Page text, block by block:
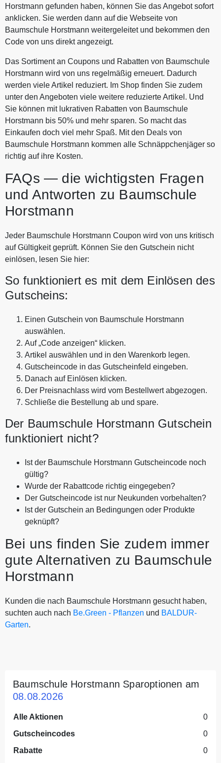
Horstmann gefunden haben, können Sie das Angebot sofort
anklicken. Sie werden dann auf die Webseite von
Baumschule Horstmann weitergeleitet und bekommen den
Code von uns direkt angezeigt.
Das Sortiment an Coupons und Rabatten von Baumschule
Horstmann wird von uns regelmäßig erneuert. Dadurch
werden viele Artikel reduziert. Im Shop finden Sie zudem
unter den Angeboten viele weitere reduzierte Artikel. Und
Sie können mit lukrativen Rabatten von Baumschule
Horstmann bis 50% und mehr sparen. So macht das
Einkaufen doch viel mehr Spaß. Mit den Deals von
Baumschule Horstmann kommen alle Schnäppchenjäger so
richtig auf ihre Kosten.
FAQs — die wichtigsten Fragen
und Antworten zu Baumschule
Horstmann
Jeder Baumschule Horstmann Coupon wird von uns kritisch
auf Gültigkeit geprüft. Können Sie den Gutschein nicht
einlösen, lesen Sie hier:
So funktioniert es mit dem Einlösen des
Gutscheins:
Einen Gutschein von Baumschule Horstmann
auswählen.
Auf „Code anzeigen“ klicken.
Artikel auswählen und in den Warenkorb legen.
Gutscheincode in das Gutscheinfeld eingeben.
Danach auf Einlösen klicken.
Der Preisnachlass wird vom Bestellwert abgezogen.
Schließe die Bestellung ab und spare.
Der Baumschule Horstmann Gutschein
funktioniert nicht?
Ist der Baumschule Horstmann Gutscheincode noch
gültig?
Wurde der Rabattcode richtig eingegeben?
Der Gutscheincode ist nur Neukunden vorbehalten?
Ist der Gutschein an Bedingungen oder Produkte
geknüpft?
Bei uns finden Sie zudem immer
gute Alternativen zu Baumschule
Horstmann
Kunden die nach Baumschule Horstmann gesucht haben,
suchten auch nach Be.Green - Pflanzen und BALDUR-
Garten.
Baumschule Horstmann Sparoptionen am
08.08.2026
Alle Aktionen
0
Gutscheincodes
0
Rabatte
0